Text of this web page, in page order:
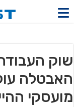
מועסקי